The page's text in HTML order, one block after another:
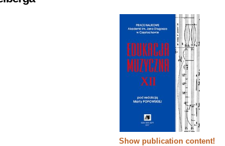
Show publication content!